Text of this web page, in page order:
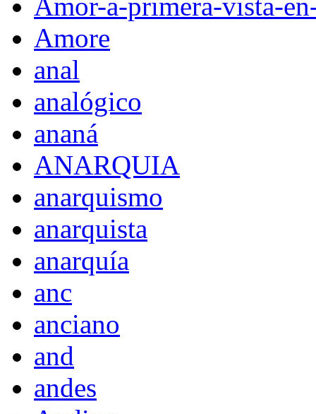
Amor-a-primera-vista-
Amore
anal
analógico
ananá
ANARQUIA
anarquismo
anarquista
anarquía
anc
anciano
and
andes